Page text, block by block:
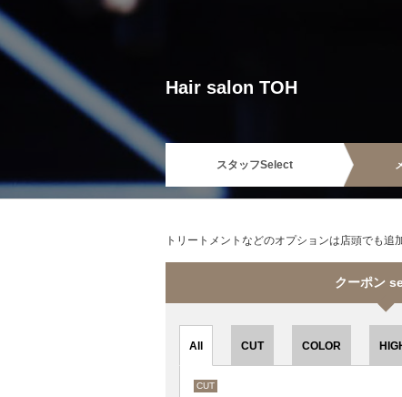
Hair salon TOH
スタッフSelect
トリートメントなどのオプションは店頭でも追
クーポン
All CUT COLOR
CUT